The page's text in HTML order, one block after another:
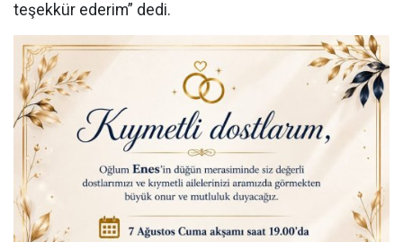
teşekkür ederim” dedi.